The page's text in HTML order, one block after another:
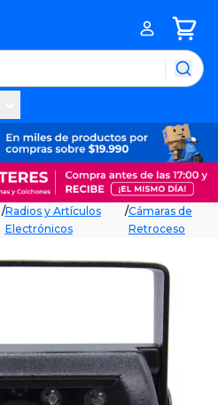
/Radios y Artículos
Electrónicos
/Cámaras de
Retroceso